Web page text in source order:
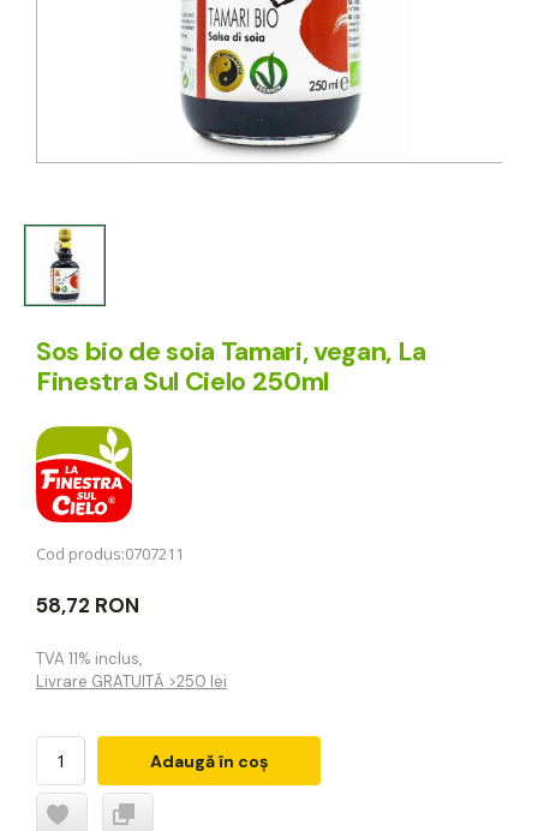
Sos bio de soia Tamari, vegan, La
Finestra Sul Cielo 250ml
Cod produs:0707211
58,72 RON
TVA 11% inclus,
Livrare GRATUITĂ >250 lei
Adaugă în coș